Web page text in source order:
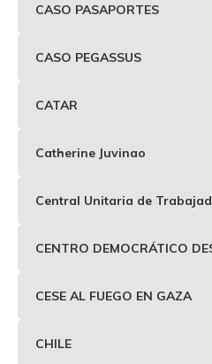
CASO PASAPORTES
CASO PEGASSUS
CATAR
Catherine Juvinao
Central Unitaria de
CENTRO DEMOCRÁTICO
CESE AL FUEGO EN GAZA
CHILE